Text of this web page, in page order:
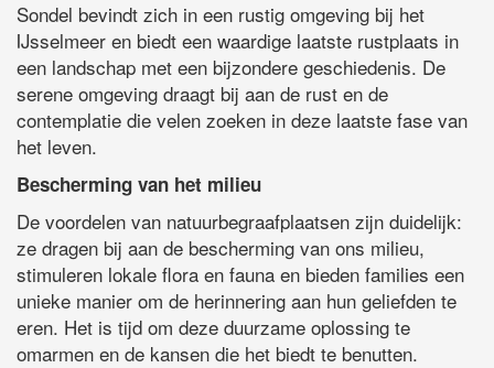
Sondel bevindt zich in een rustig omgeving bij het
IJsselmeer en biedt een waardige laatste rustplaats in
een landschap met een bijzondere geschiedenis. De
serene omgeving draagt bij aan de rust en de
contemplatie die velen zoeken in deze laatste fase van
het leven.
Bescherming van het milieu
De voordelen van natuurbegraafplaatsen zijn duidelijk:
ze dragen bij aan de bescherming van ons milieu,
stimuleren lokale flora en fauna en bieden families een
unieke manier om de herinnering aan hun geliefden te
eren. Het is tijd om deze duurzame oplossing te
omarmen en de kansen die het biedt te benutten.